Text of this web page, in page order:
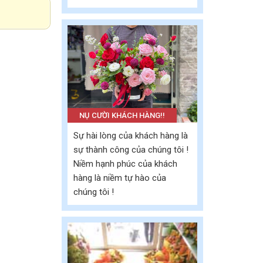
NỤ CƯỜI KHÁCH HÀNG!!
Sự hài lòng của khách hàng là
sự thành công của chúng tôi !
Niềm hạnh phúc của khách
hàng là niềm tự hào của
chúng tôi !